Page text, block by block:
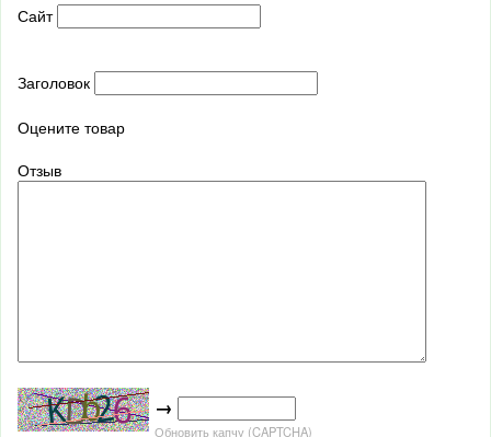
Сайт
Заголовок
Оцените товар
Отзыв
→
Обновить капчу (CAPTCHA)